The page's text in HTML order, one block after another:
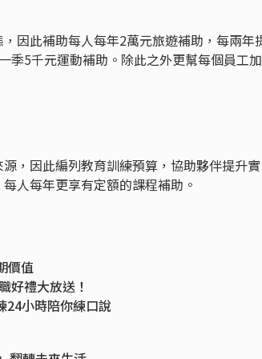
因此補助每人每年2萬元旅遊補助，每兩年
季5千元運動補助。除此之外更幫每個員工
，因此編列教育訓練預算，協助夥伴提升實
人每年更享有定額的課程補助。
價值
好禮大放送！
24小時陪你練口說
2.5萬創新高